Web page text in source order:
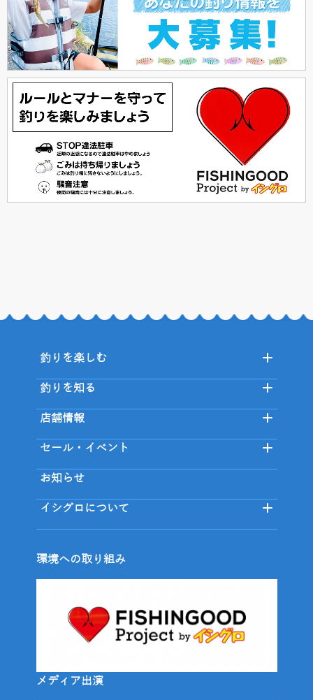
釣りを楽しむ
釣りを知る
店舗情報
セール・イベント
お知らせ
イシグロについて
環境への取り組み
メディア出演